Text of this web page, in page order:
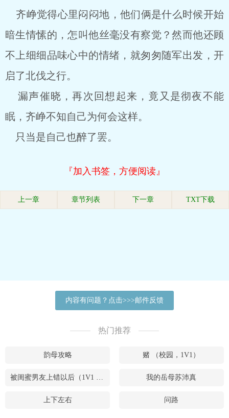
齐峥觉得心里闷闷地，他们俩是什么时候开始
暗生情愫的，怎叫他丝毫没有察觉？然而他还顾
不上细细品味心中的情绪，就匆匆随军出发，开
启了北伐之行。
漏声催晓，再次回想起来，竟又是彻夜不能
眠，齐峥不知自己为何会这样。
只当是自己也醉了罢。
『加入书签，方便阅读』
上一章 章节列表 下一章 TXT下载
内容有问题？点击>>>邮件反馈
热门推荐
韵母攻略 赌 （校园，1V1）
被闺蜜男友上错以后（1V1 高H） 我的岳母苏沛真
上下左右 问路